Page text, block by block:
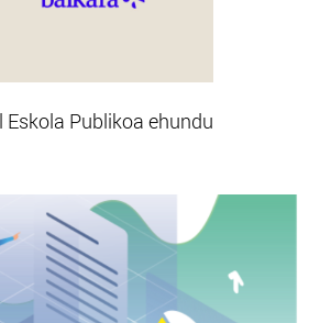
Eskola Publikoa ehundu